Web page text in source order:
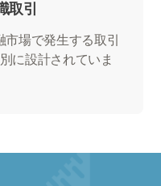
取引
場で発生する取引
に設計されていま